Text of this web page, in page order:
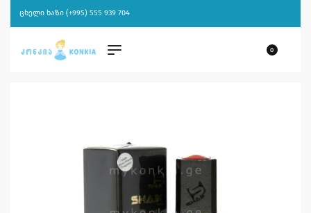
ცხელი ხაზი (+995) 555 939 704
0